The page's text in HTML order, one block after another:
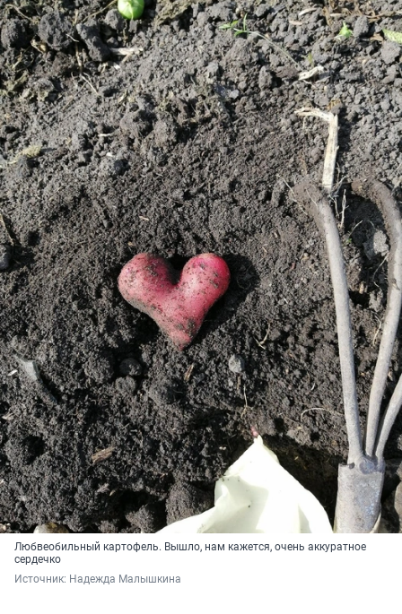
Любвеобильный картофель. Вышло, нам кажется, очень аккуратное
сердечко
Источник: Надежда Малышкина